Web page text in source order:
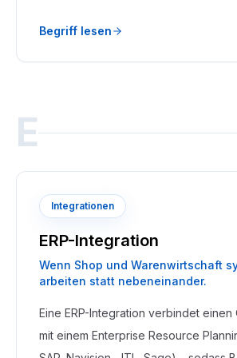
Seit 2021 sind sie offizieller Google-
Begriff lesen
E
Integrationen
ERP-Integration
Wenn Shop und Warenwirtschaft
arbeiten statt nebeneinander.
Eine ERP-Integration verbindet einen
mit einem Enterprise Resource